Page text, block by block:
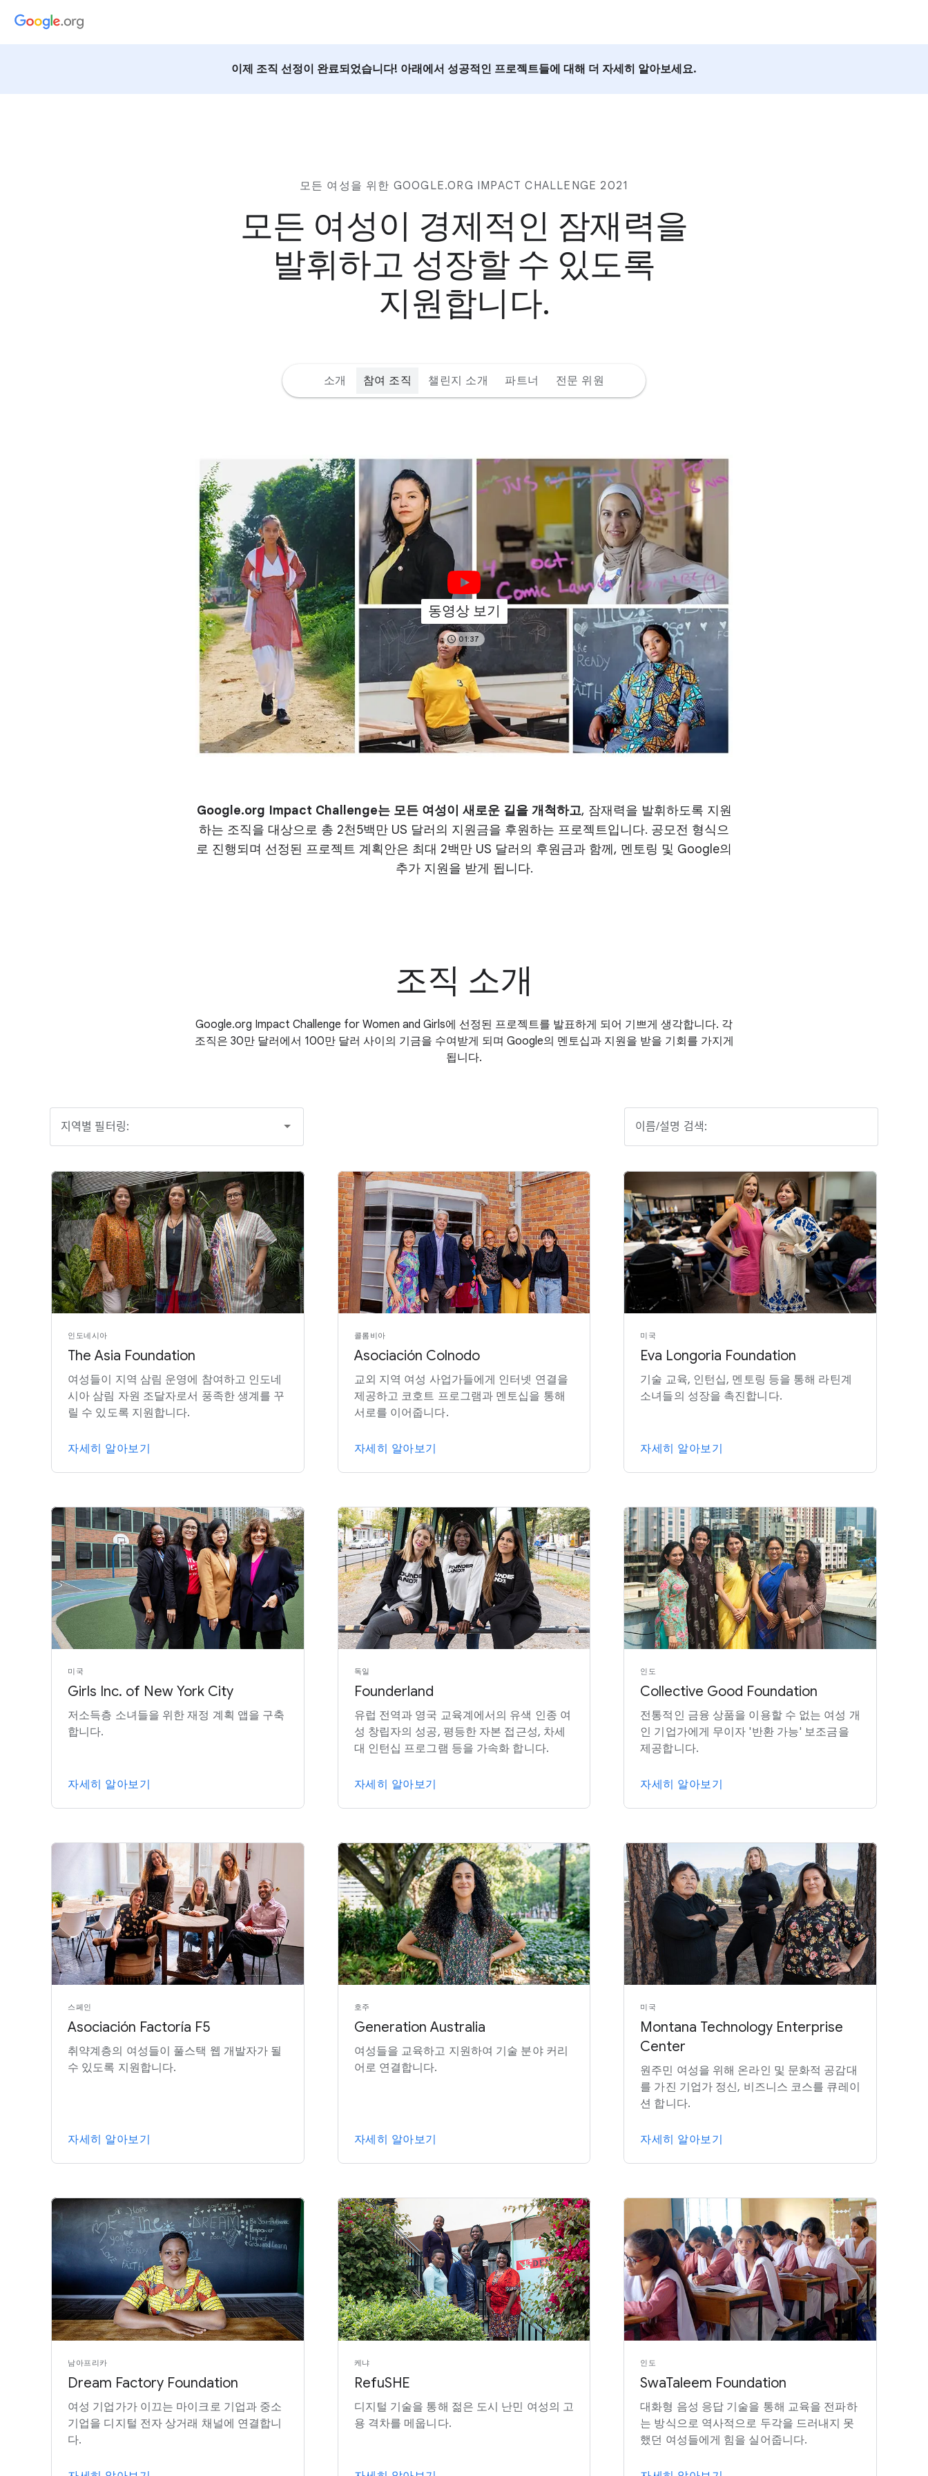
이제 조직 선정이 완료되었습니다! 아래에서 성공적인 프로젝트들에 대해 더 자세히 알아보세요.
모든 여성을 위한 GOOGLE.ORG IMPACT CHALLENGE 2021
모든 여성이 경제적인 잠재력을
발휘하고 성장할 수 있도록
지원합니다.
소개 참여 조직 챌린지 소개 파트너 전문 위원
동영상 보기
01:37
Google.org Impact Challenge는 모든 여성이 새로운 길을 개척하고, 잠재력을 발휘하도록 지원
하는 조직을 대상으로 총 2천5백만 US 달러의 지원금을 후원하는 프로젝트입니다. 공모전 형식으
로 진행되며 선정된 프로젝트 계획안은 최대 2백만 US 달러의 후원금과 함께, 멘토링 및 Google의
추가 지원을 받게 됩니다.
조직 소개
Google.org Impact Challenge for Women and Girls에 선정된 프로젝트를 발표하게 되어 기쁘게 생각합니다. 각
조직은 30만 달러에서 100만 달러 사이의 기금을 수여받게 되며 Google의 멘토십과 지원을 받을 기회를 가지게
됩니다.
지역별 필터링: 이름/설명 검색:
인도네시아
The Asia Foundation
여성들이 지역 삼림 운영에 참여하고 인도네
시아 삼림 자원 조달자로서 풍족한 생계를 꾸
릴 수 있도록 지원합니다.
자세히 알아보기
콜롬비아
Asociación Colnodo
교외 지역 여성 사업가들에게 인터넷 연결을
제공하고 코호트 프로그램과 멘토십을 통해
서로를 이어줍니다.
자세히 알아보기
미국
Eva Longoria Foundation
기술 교육, 인턴십, 멘토링 등을 통해 라틴계
소녀들의 성장을 촉진합니다.
자세히 알아보기
미국
Girls Inc. of New York City
저소득층 소녀들을 위한 재정 계획 앱을 구축
합니다.
자세히 알아보기
독일
Founderland
유럽 전역과 영국 교육계에서의 유색 인종 여
성 창립자의 성공, 평등한 자본 접근성, 차세
대 인턴십 프로그램 등을 가속화 합니다.
자세히 알아보기
인도
Collective Good Foundation
전통적인 금융 상품을 이용할 수 없는 여성 개
인 기업가에게 무이자 '반환 가능' 보조금을
제공합니다.
자세히 알아보기
스페인
Asociación Factoría F5
취약계층의 여성들이 풀스택 웹 개발자가 될
수 있도록 지원합니다.
자세히 알아보기
호주
Generation Australia
여성들을 교육하고 지원하여 기술 분야 커리
어로 연결합니다.
자세히 알아보기
미국
Montana Technology Enterprise
Center
원주민 여성을 위해 온라인 및 문화적 공감대
를 가진 기업가 정신, 비즈니스 코스를 큐레이
션 합니다.
자세히 알아보기
남아프리카
Dream Factory Foundation
여성 기업가가 이끄는 마이크로 기업과 중소
기업을 디지털 전자 상거래 채널에 연결합니
다.
케냐
RefuSHE
디지털 기술을 통해 젊은 도시 난민 여성의 고
용 격차를 메웁니다.
인도
SwaTaleem Foundation
대화형 음성 응답 기술을 통해 교육을 전파하
는 방식으로 역사적으로 두각을 드러내지 못
했던 여성들에게 힘을 실어줍니다.